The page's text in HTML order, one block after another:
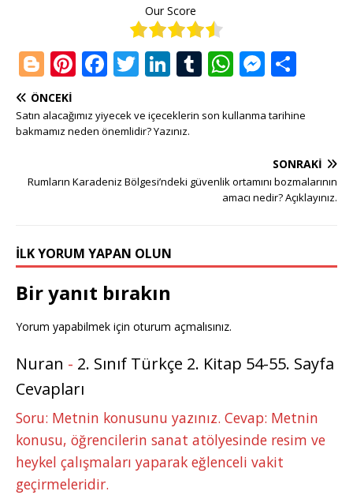
Our Score
Bl
o
g
g
r
Pi
te
r
st
F
c
e
o
k
T
it
te
Li
k
e
n
T
m
W
at
p
M
ss
n
g
ar
ÖNCEKI
Satın alacağımız yiyecek ve içeceklerin son kullanma tarihine
bakmamız neden önemlidir? Yazınız.
SONRAKI
Rumların Karadeniz Bölgesi’ndeki güvenlik ortamını bozmalarının
amacı nedir? Açıklayınız.
İLK YORUM YAPAN OLUN
Bir yanıt bırakın
Yorum yapabilmek için oturum açmalısınız.
Nuran - 2. Sınıf Türkçe 2. Kitap 54-55. Sayfa
Cevapları
Soru: Metnin konusunu yazınız. Cevap: Metnin
konusu, öğrencilerin sanat atölyesinde resim ve
heykel çalışmaları yaparak eğlenceli vakit
geçirmeleridir.